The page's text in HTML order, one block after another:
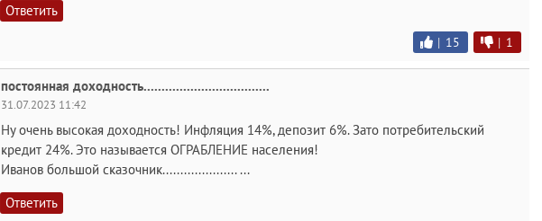
Ответить
| 15 | 1
постоянная доходность...................................
31.07.2023 11:42
Ну очень высокая доходность! Инфляция 14%, депозит 6%. Зато потребительский
кредит 24%. Это называется ОГРАБЛЕНИЕ населения!
Иванов большой сказочник..................... ...
Ответить